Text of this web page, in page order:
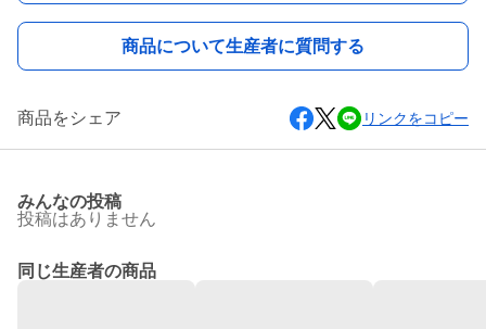
商品について生産者に質問する
商品をシェア リンクをコピー
みんなの投稿
投稿はありません
同じ生産者の商品